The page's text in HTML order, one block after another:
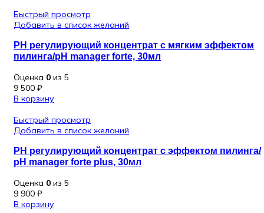
Быстрый просмотр
Добавить в список желаний
РН регулирующий концентрат с мягким эффектом
пилинга/pH manager forte, 30мл
Оценка 0 из 5
9 500 ₽
В корзину
Быстрый просмотр
Добавить в список желаний
РН регулирующий концентрат с эффектом пилинга/
pH manager forte plus, 30мл
Оценка 0 из 5
9 900 ₽
В корзину